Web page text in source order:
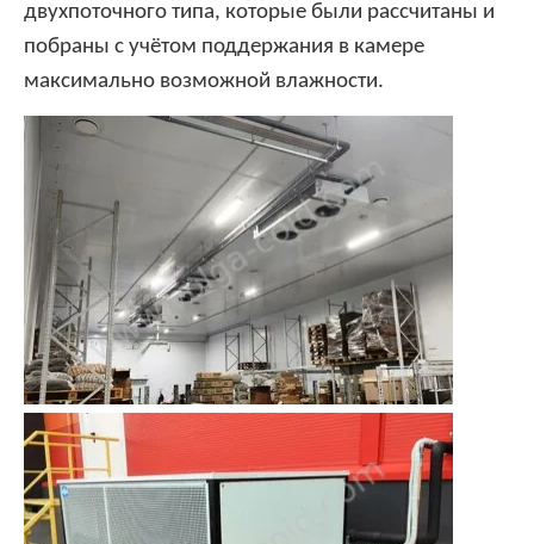
двухпоточного типа, которые были рассчитаны и
побраны с учётом поддержания в камере
максимально возможной влажности.